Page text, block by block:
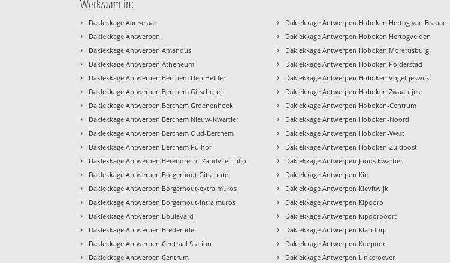
Werkzaam in:
› Daklekkage Aartselaar
› Daklekkage Antwerpen
› Daklekkage Antwerpen Amandus
› Daklekkage Antwerpen Atheneum
› Daklekkage Antwerpen Berchem Den Helder
› Daklekkage Antwerpen Berchem Gitschotel
› Daklekkage Antwerpen Berchem Groenenhoek
› Daklekkage Antwerpen Berchem Nieuw-Kwartier
› Daklekkage Antwerpen Berchem Oud-Berchem
› Daklekkage Antwerpen Berchem Pulhof
› Daklekkage Antwerpen Berendrecht-Zandvliet-Lillo
› Daklekkage Antwerpen Borgerhout Gitschotel
› Daklekkage Antwerpen Borgerhout-extra muros
› Daklekkage Antwerpen Borgerhout-intra muros
› Daklekkage Antwerpen Boulevard
› Daklekkage Antwerpen Brederode
› Daklekkage Antwerpen Centraal Station
› Daklekkage Antwerpen Centrum
› Daklekkage Antwerpen Hoboken Hertog van Brabant
› Daklekkage Antwerpen Hoboken Hertogvelden
› Daklekkage Antwerpen Hoboken Moretusburg
› Daklekkage Antwerpen Hoboken Polderstad
› Daklekkage Antwerpen Hoboken Vogeltjeswijk
› Daklekkage Antwerpen Hoboken Zwaantjes
› Daklekkage Antwerpen Hoboken-Centrum
› Daklekkage Antwerpen Hoboken-Noord
› Daklekkage Antwerpen Hoboken-West
› Daklekkage Antwerpen Hoboken-Zuidoost
› Daklekkage Antwerpen Joods kwartier
› Daklekkage Antwerpen Kiel
› Daklekkage Antwerpen Kievitwijk
› Daklekkage Antwerpen Kipdorp
› Daklekkage Antwerpen Kipdorpoort
› Daklekkage Antwerpen Klapdorp
› Daklekkage Antwerpen Koepoort
› Daklekkage Antwerpen Linkeroever